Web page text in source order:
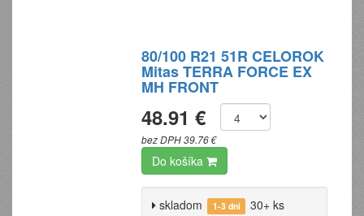
80/100 R21 51R CELOROK
Mitas TERRA FORCE EX
MH FRONT
48.91 €
bez DPH 39.76 €
Do košíka
skladom 1-3 dni 30+ ks